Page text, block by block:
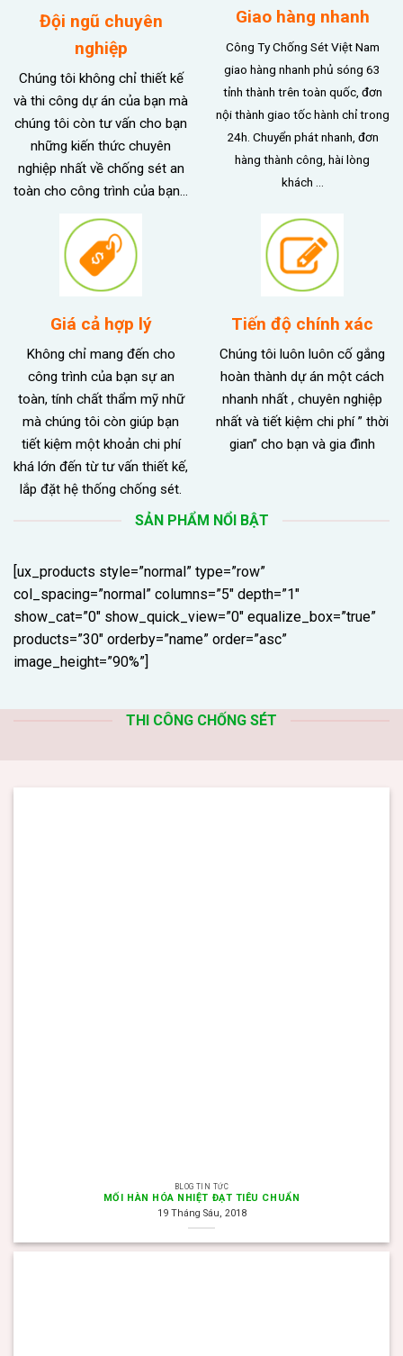
Đội ngũ chuyên
nghiệp
Chúng tôi không chỉ thiết kế
và thi công dự án của bạn mà
chúng tôi còn tư vấn cho bạn
những kiến thức chuyên
nghiệp nhất về chống sét an
toàn cho công trình của bạn…
Giao hàng nhanh
Công Ty Chống Sét Việt Nam
giao hàng nhanh phủ sóng 63
tỉnh thành trên toàn quốc, đơn
nội thành giao tốc hành chỉ trong
24h. Chuyển phát nhanh, đơn
hàng thành công, hài lòng
khách …
Giá cả hợp lý
Không chỉ mang đến cho
công trình của bạn sự an
toàn, tính chất thẩm mỹ nhữ
mà chúng tôi còn giúp bạn
tiết kiệm một khoản chi phí
khá lớn đến từ tư vấn thiết kế,
lắp đặt hệ thống chống sét.
Tiến độ chính xác
Chúng tôi luôn luôn cố gắng
hoàn thành dự án một cách
nhanh nhất , chuyên nghiệp
nhất và tiết kiệm chi phí ” thời
gian” cho bạn và gia đình
SẢN PHẨM NỔI BẬT
[ux_products style=”normal” type=”row”
col_spacing=”normal” columns=”5″ depth=”1″
show_cat=”0″ show_quick_view=”0″ equalize_box=”true”
products=”30″ orderby=”name” order=”asc”
image_height=”90%”]
THI CÔNG CHỐNG SÉT
BLOG TIN TỨC
MỐI HÀN HÓA NHIỆT ĐẠT TIÊU CHUẨN
19 Tháng Sáu, 2018